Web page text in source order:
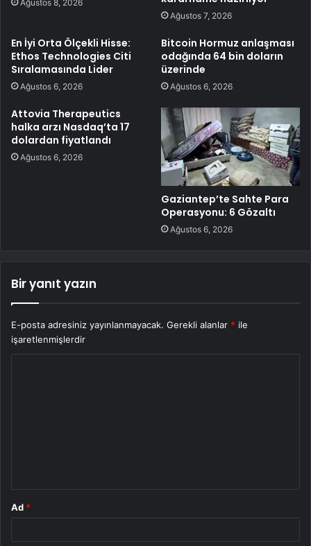
Ağustos 8, 2026
Ağustos 7, 2026
En İyi Orta Ölçekli Hisse:
Ethos Technologies Citi
Sıralamasında Lider
Ağustos 6, 2026
Bitcoin Hormuz anlaşması
odağında 64 bin doların
üzerinde
Ağustos 6, 2026
Attovia Therapeutics
halka arzı Nasdaq’ta 17
dolardan fiyatlandı
Ağustos 6, 2026
Gaziantep’te Sahte Para
Operasyonu: 6 Gözaltı
Ağustos 6, 2026
Bir yanıt yazın
E-posta adresiniz yayınlanmayacak. Gerekli alanlar * ile
işaretlenmişlerdir
Ad *